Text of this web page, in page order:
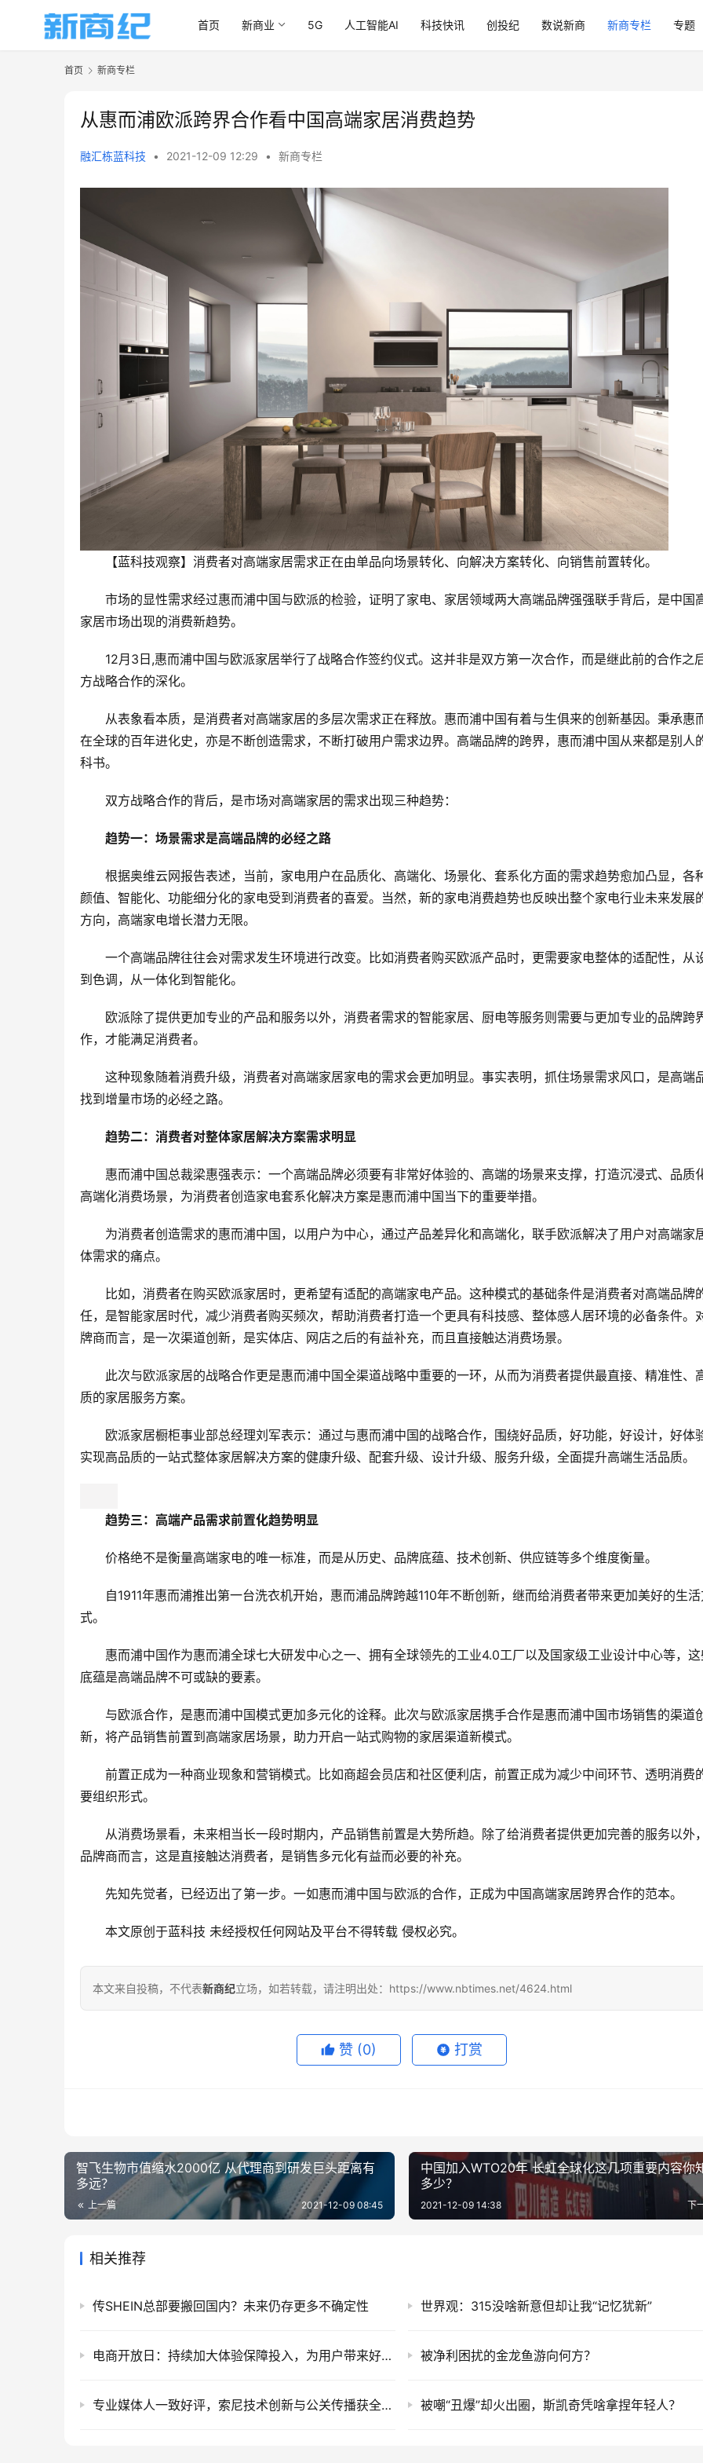
首页 新商业 5G 人工智能AI 科技快讯 创投纪 数说新商 新商专栏 专题
首页 新商专栏
从惠而浦欧派跨界合作看中国高端家居消费趋势
融汇栋蓝科技 • 2021-12-09 12:29 • 新商专栏
【蓝科技观察】消费者对高端家居需求正在由单品向场景转化、向解决方案转化、向销售前置转化。
市场的显性需求经过惠而浦中国与欧派的检验，证明了家电、家居领域两大高端品牌强强联手背后，是中国
家居市场出现的消费新趋势。
12月3日,惠而浦中国与欧派家居举行了战略合作签约仪式。这并非是双方第一次合作，而是继此前的合作之
方战略合作的深化。
从表象看本质，是消费者对高端家居的多层次需求正在释放。惠而浦中国有着与生俱来的创新基因。秉承惠
在全球的百年进化史，亦是不断创造需求，不断打破用户需求边界。高端品牌的跨界，惠而浦中国从来都是别人
科书。
双方战略合作的背后，是市场对高端家居的需求出现三种趋势：
趋势一：场景需求是高端品牌的必经之路
根据奥维云网报告表述，当前，家电用户在品质化、高端化、场景化、套系化方面的需求趋势愈加凸显，各
颜值、智能化、功能细分化的家电受到消费者的喜爱。当然，新的家电消费趋势也反映出整个家电行业未来发展
方向，高端家电增长潜力无限。
一个高端品牌往往会对需求发生环境进行改变。比如消费者购买欧派产品时，更需要家电整体的适配性，从
到色调，从一体化到智能化。
欧派除了提供更加专业的产品和服务以外，消费者需求的智能家居、厨电等服务则需要与更加专业的品牌跨
作，才能满足消费者。
这种现象随着消费升级，消费者对高端家居家电的需求会更加明显。事实表明，抓住场景需求风口，是高端
找到增量市场的必经之路。
趋势二：消费者对整体家居解决方案需求明显
惠而浦中国总裁梁惠强表示：一个高端品牌必须要有非常好体验的、高端的场景来支撑，打造沉浸式、品质
高端化消费场景，为消费者创造家电套系化解决方案是惠而浦中国当下的重要举措。
为消费者创造需求的惠而浦中国，以用户为中心，通过产品差异化和高端化，联手欧派解决了用户对高端家
体需求的痛点。
比如，消费者在购买欧派家居时，更希望有适配的高端家电产品。这种模式的基础条件是消费者对高端品牌
任，是智能家居时代，减少消费者购买频次，帮助消费者打造一个更具有科技感、整体感人居环境的必备条件。
牌商而言，是一次渠道创新，是实体店、网店之后的有益补充，而且直接触达消费场景。
此次与欧派家居的战略合作更是惠而浦中国全渠道战略中重要的一环，从而为消费者提供最直接、精准性、
质的家居服务方案。
欧派家居橱柜事业部总经理刘军表示：通过与惠而浦中国的战略合作，围绕好品质，好功能，好设计，好体
实现高品质的一站式整体家居解决方案的健康升级、配套升级、设计升级、服务升级，全面提升高端生活品质。
趋势三：高端产品需求前置化趋势明显
自1911年惠而浦推出第一台洗衣机开始，惠而浦品牌跨越110年不断创新，继而给消费者带来更加美好的生
底蕴是高端品牌不可或缺的要素。
与欧派合作，是惠而浦中国模式更加多元化的诠释。此次与欧派家居携手合作是惠而浦中国市场销售的渠道
新，将产品销售前置到高端家居场景，助力开启一站式购物的家居渠道新模式。
要组织形式。
从消费场景看，未来相当长一段时期内，产品销售前置是大势所趋。除了给消费者提供更加完善的服务以外
先知先觉者，已经迈出了第一步。一如惠而浦中国与欧派的合作，正成为中国高端家居跨界合作的范本。
本文原创于蓝科技 未经授权任何网站及平台不得转载 侵权必究。